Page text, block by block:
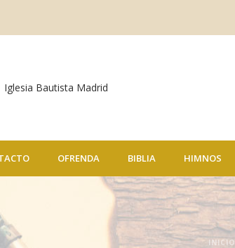
OFRENDA BIBLIA HIMNOS
INICIO